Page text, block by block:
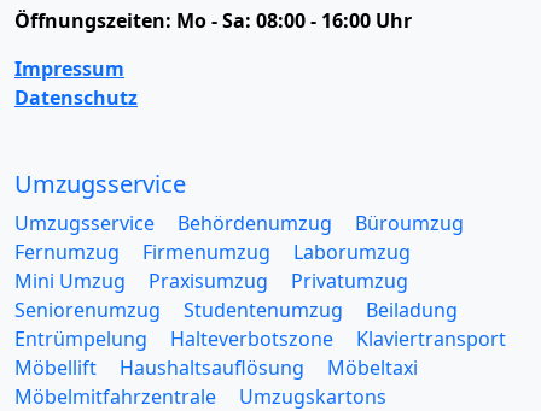
Öffnungszeiten: Mo - Sa: 08:00 - 16:00 Uhr
Impressum
Datenschutz
Umzugsservice
Umzugsservice Behördenumzug
Büroumzug
Fernumzug
Firmenumzug
Laborumzug
Mini Umzug
Praxisumzug
Privatumzug
Seniorenumzug
Studentenumzug
Beiladung
Entrümpelung
Halteverbotszone
Klaviertransport
Möbellift
Haushaltsauflösung
Möbeltaxi
Möbelmitfahrzentrale
Umzugskartons